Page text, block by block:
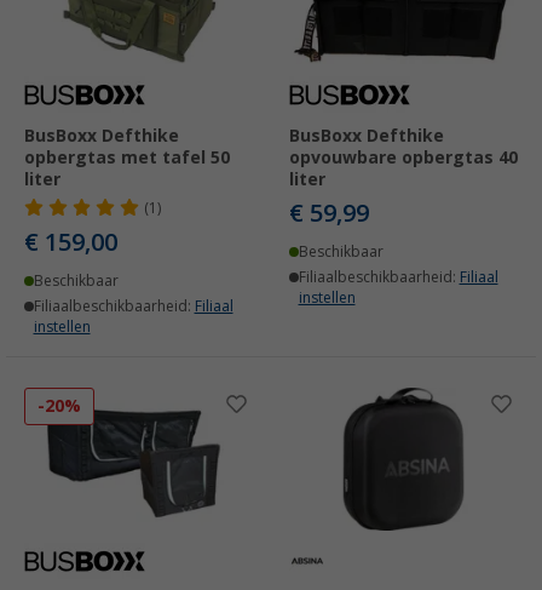
BusBoxx Defthike
opbergtas met tafel 50
liter
(1)
€ 159,00
Beschikbaar
Filiaalbeschikbaarheid: Filiaal
instellen
BusBoxx Defthike
opvouwbare opbergtas 40
liter
€ 59,99
Beschikbaar
Filiaalbeschikbaarheid: Filiaal
instellen
-20%